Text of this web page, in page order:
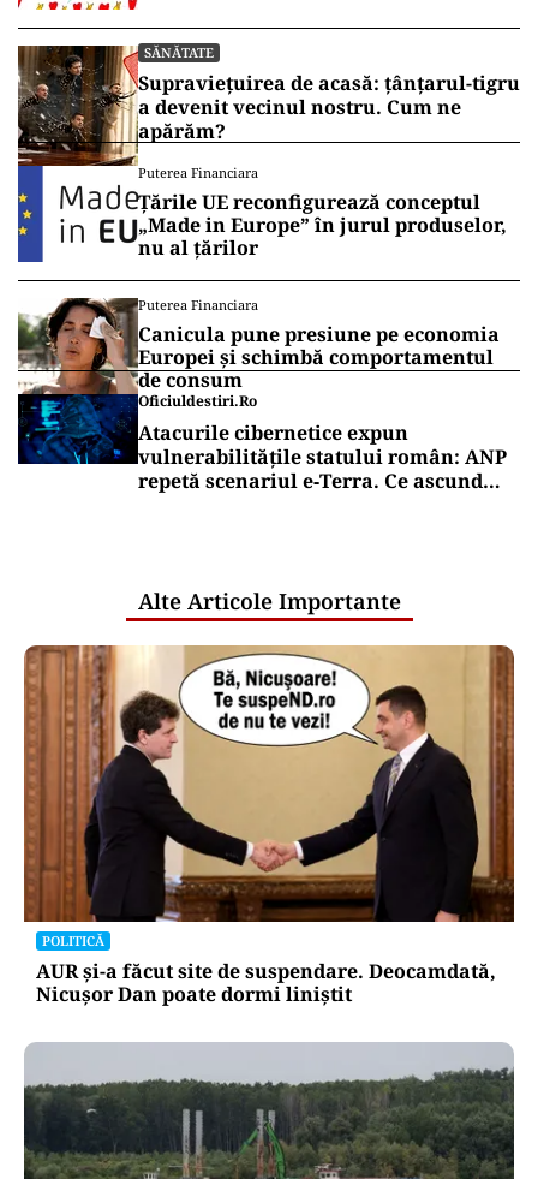
SĂNĂTATE
Supraviețuirea de acasă: țânțarul-tigru
a devenit vecinul nostru. Cum ne
apărăm?
Puterea Financiara
Țările UE reconfigurează conceptul
„Made in Europe” în jurul produselor,
nu al țărilor
Puterea Financiara
Canicula pune presiune pe economia
Europei și schimbă comportamentul
de consum
Oficiuldestiri.ro
Atacurile cibernetice expun
vulnerabilitățile statului român: ANP
repetă scenariul e‑Terra. Ce ascund
Alte Articole Importante
POLITICĂ
AUR și-a făcut site de suspendare. Deocamdată,
Nicușor Dan poate dormi liniștit